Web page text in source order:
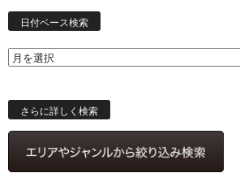
日付ベース検索
ス
索
さらに詳しく検索